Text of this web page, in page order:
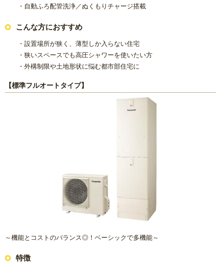
・自動ふろ配管洗浄／ぬくもりチャージ搭載
こんな方におすすめ
・設置場所が狭く、薄型しか入らない住宅
・狭いスペースでも高圧シャワーを使いたい方
・外構制限や土地形状に悩む都市部住宅に
【標準フルオートタイプ】
～機能とコストのバランス◎！ベーシックで多機能～
特徴